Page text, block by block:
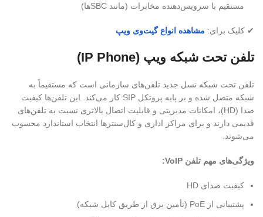
مستقیم با سرویس‌دهنده مخابرات (مانند SBCها)
✔ کلیک برای: مشاهده انواع گیت‌وی ویپ
تلفن تحت شبکه ویپ (IP Phone)
تلفن تحت شبکه نسل جدید تلفن‌های سازمانی است که مستقیماً به
شبکه متصل شده و بر پایه پروتکل SIP کار می‌کند. این تلفن‌ها کیفیت
صدا (HD)، امکانات مدیریتی و قابلیت اتصال بالاتری نسبت به تلفن‌های
قدیمی دارند و برای مراکز اداری و کال‌سنترها انتخاب استاندارد محسوب
می‌شوند.
ویژگی‌های مهم تلفن
کیفیت صدای HD
پشتیبانی از PoE (تأمین برق از طریق کابل شبکه)